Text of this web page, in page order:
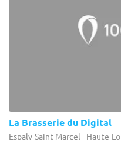
La Brasserie du Digital
Espaly-Saint-Marcel - Haute-